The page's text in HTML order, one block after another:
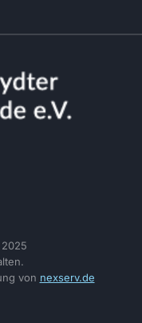
von nexserv.de